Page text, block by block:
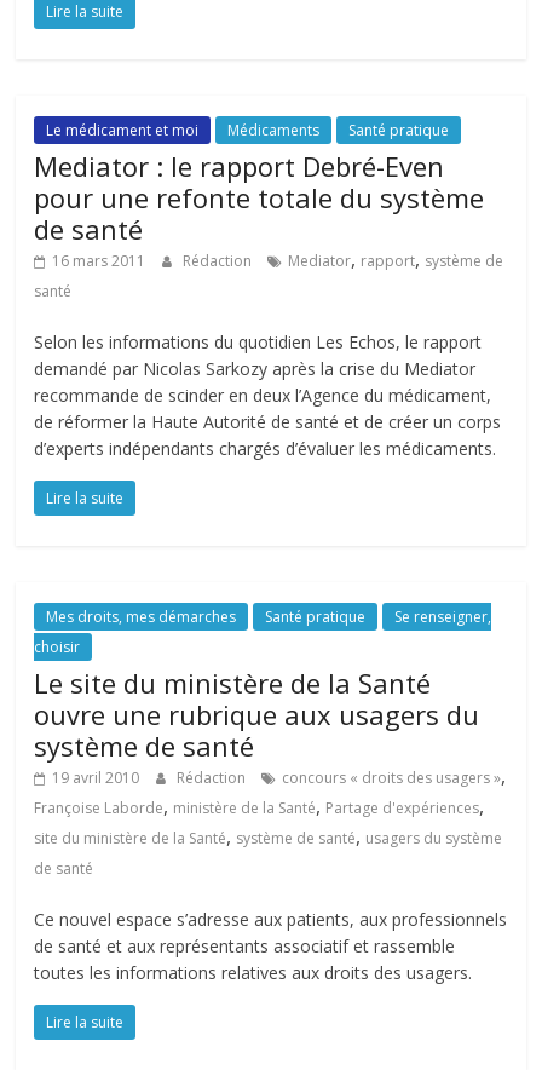
Lire la suite
Le médicament et moi Médicaments Santé pratique
Mediator : le rapport Debré-Even
pour une refonte totale du système
de santé
16 mars 2011 Rédaction Mediator, rapport, système de
santé
Selon les informations du quotidien Les Echos, le rapport
demandé par Nicolas Sarkozy après la crise du Mediator
recommande de scinder en deux l’Agence du médicament,
de réformer la Haute Autorité de santé et de créer un corps
d’experts indépendants chargés d’évaluer les médicaments.
Lire la suite
Mes droits, mes démarches Santé pratique
Se renseigner,
choisir
Le site du ministère de la Santé
ouvre une rubrique aux usagers du
système de santé
19 avril 2010 Rédaction concours « droits des usagers »,
Françoise Laborde, ministère de la Santé, Partage d'expériences,
site du ministère de la Santé, système de santé, usagers du système
de santé
Ce nouvel espace s’adresse aux patients, aux professionnels
de santé et aux représentants associatif et rassemble
toutes les informations relatives aux droits des usagers.
Lire la suite